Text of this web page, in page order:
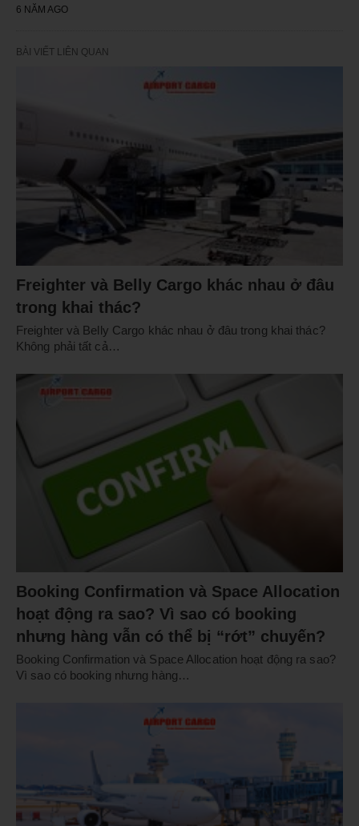
6 NĂM AGO
BÀI VIẾT LIÊN QUAN
Freighter và Belly Cargo khác nhau ở đâu
trong khai thác?
Freighter và Belly Cargo khác nhau ở đâu trong khai thác?
Không phải tất cả…
Booking Confirmation và Space Allocation
hoạt động ra sao? Vì sao có booking
nhưng hàng vẫn có thể bị “rớt” chuyến?
Booking Confirmation và Space Allocation hoạt động ra sao?
Vì sao có booking nhưng hàng…